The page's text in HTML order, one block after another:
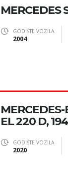
MERCEDES
GODIŠTE VOZILA
2004
EL 220 D,
GODIŠTE VOZILA
2020